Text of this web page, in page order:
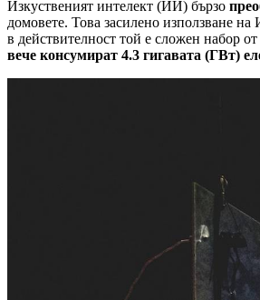
Изкуственият интелект (ИИ) бързо
домовете. Това засилено използване
в действителност той е сложен набор
вече консумират 4.3 гигавата (ГВт)